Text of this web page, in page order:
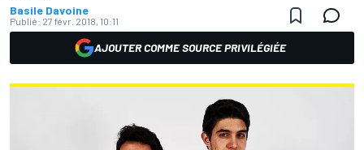
Basile Davoine
Publié: 27 févr. 2018, 10:11
AJOUTER COMME SOURCE PRIVILÉGIÉE